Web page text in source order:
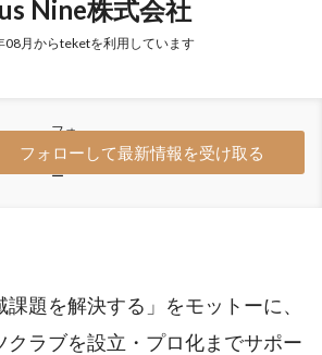
Nine株式会社
08月からteketを利用しています
33
フォ
ロワ
ー
フォローして最新情報を受け取る
課題を解決する」をモットーに、
クラブを設立・プロ化までサポー